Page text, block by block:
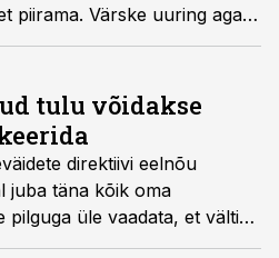
piirama. Värske uuring aga
tekkinud
elamisväärse
tulu võidakse
direktiivi eelnõu
juba täna kõik oma
pilguga üle vaadata, et vältida
karistust, kirjutavad